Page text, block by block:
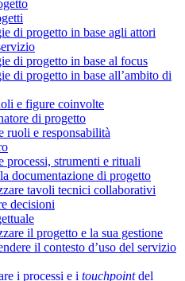
di progetto in base agli attori
di progetto in base al focus
di progetto in base all’ambito di
e figure coinvolte
di progetto
ruoli e responsabilità
processi, strumenti e rituali
documentazione di progetto
tavoli tecnici collaborativi
decisioni
il progetto e la sua gestione
il contesto d’uso del servizio
i processi e i touchpointdel